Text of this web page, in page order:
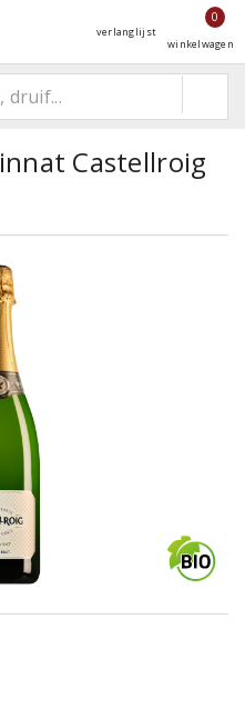
verlanglijst
0
winkelwagen
Castellroig